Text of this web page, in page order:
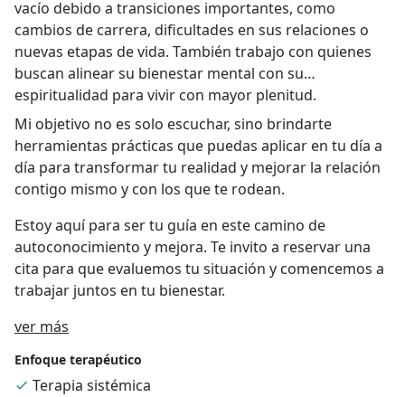
vacío debido a transiciones importantes, como
cambios de carrera, dificultades en sus relaciones o
nuevas etapas de vida. También trabajo con quienes
buscan alinear su bienestar mental con su
espiritualidad para vivir con mayor plenitud.
Mi objetivo no es solo escuchar, sino brindarte
herramientas prácticas que puedas aplicar en tu día a
día para transformar tu realidad y mejorar la relación
contigo mismo y con los que te rodean.
Estoy aquí para ser tu guía en este camino de
autoconocimiento y mejora. Te invito a reservar una
cita para que evaluemos tu situación y comencemos a
trabajar juntos en tu bienestar.
ver más
Enfoque terapéutico
Terapia sistémica